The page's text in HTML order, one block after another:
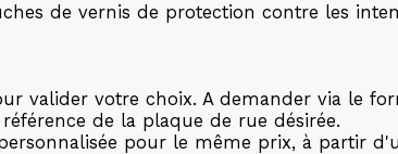
de vernis de protection contre les
valider votre choix. A demander via le
de la plaque de rue désirée.
pour le même prix, à partir